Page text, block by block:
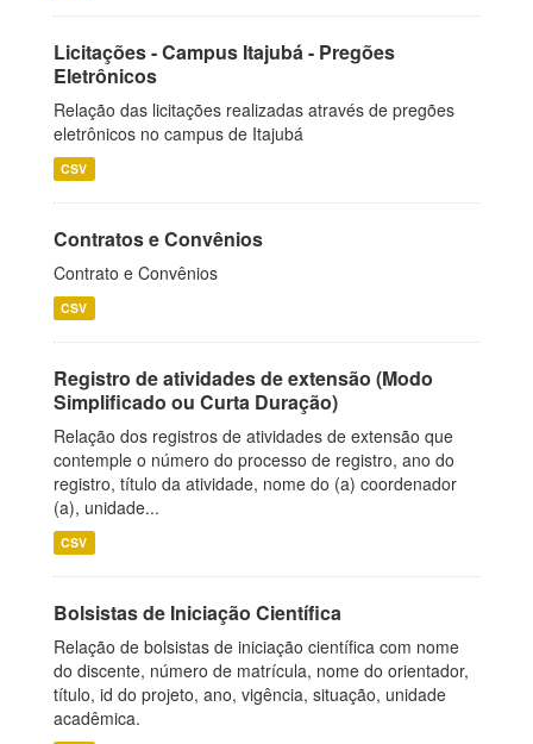
Licitações - Campus Itajubá - Pregões
Eletrônicos
Relação das licitações realizadas através de pregões
eletrônicos no campus de Itajubá
CSV
Contratos e Convênios
Contrato e Convênios
CSV
Registro de atividades de extensão (Modo
Simplificado ou Curta Duração)
Relação dos registros de atividades de extensão que
contemple o número do processo de registro, ano do
registro, título da atividade, nome do (a) coordenador
(a), unidade...
CSV
Bolsistas de Iniciação Científica
Relação de bolsistas de iniciação científica com nome
do discente, número de matrícula, nome do orientador,
título, id do projeto, ano, vigência, situação, unidade
acadêmica.